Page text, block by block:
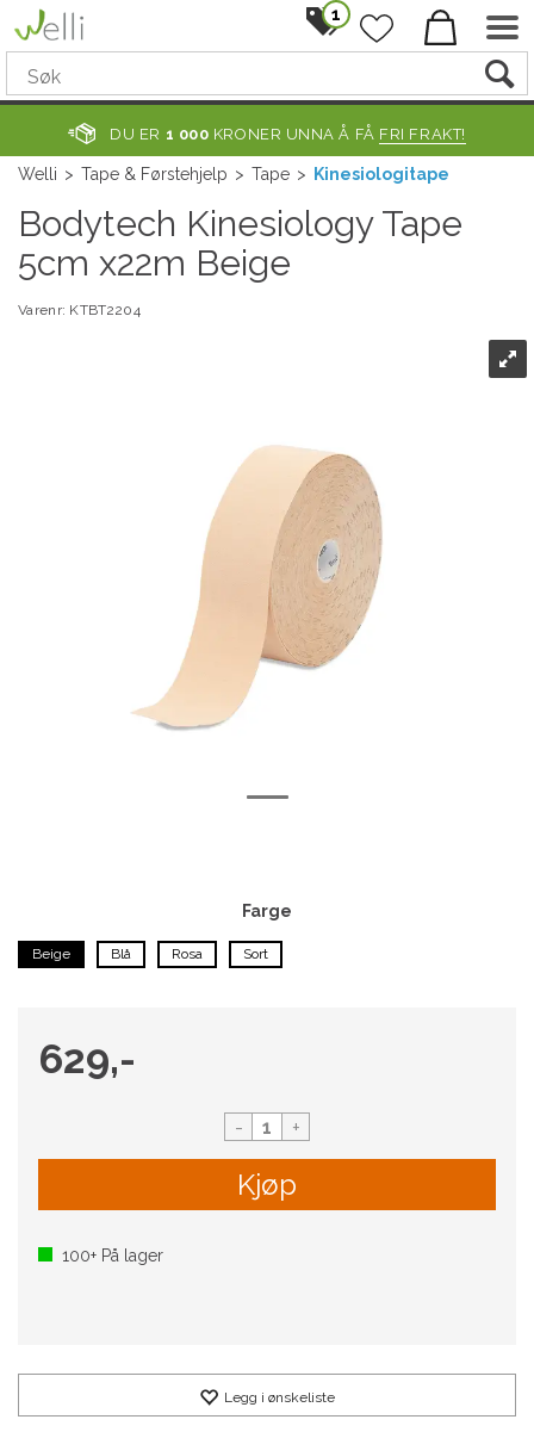
1
DU ER 1 000 KRONER UNNA Å FÅ FRI FRAKT!
Welli>Tape & Førstehjelp>Tape> Kinesiologitape
Bodytech Kinesiology Tape
5cm x22m Beige
Varenr: KTBT2204
Farge
Beige Blå Rosa Sort
629,-
- +
Kjøp
100+ På lager
Legg i ønskeliste